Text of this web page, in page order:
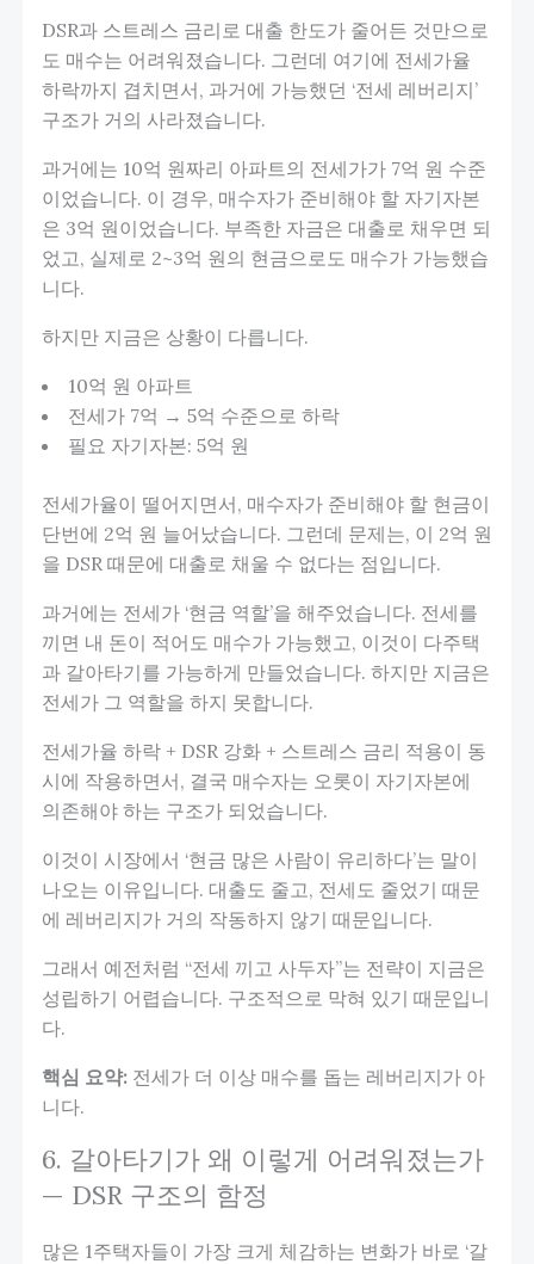
DSR과 스트레스 금리로 대출 한도가 줄어든 것만으로
도 매수는 어려워졌습니다. 그런데 여기에 전세가율
하락까지 겹치면서, 과거에 가능했던 ‘전세 레버리지’
구조가 거의 사라졌습니다.
과거에는 10억 원짜리 아파트의 전세가가 7억 원 수준
이었습니다. 이 경우, 매수자가 준비해야 할 자기자본
은 3억 원이었습니다. 부족한 자금은 대출로 채우면 되
었고, 실제로 2~3억 원의 현금으로도 매수가 가능했습
니다.
하지만 지금은 상황이 다릅니다.
10억 원 아파트
전세가 7억 → 5억 수준으로 하락
필요 자기자본: 5억 원
전세가율이 떨어지면서, 매수자가 준비해야 할 현금이
단번에 2억 원 늘어났습니다. 그런데 문제는, 이 2억 원
을 DSR 때문에 대출로 채울 수 없다는 점입니다.
과거에는 전세가 ‘현금 역할’을 해주었습니다. 전세를
끼면 내 돈이 적어도 매수가 가능했고, 이것이 다주택
과 갈아타기를 가능하게 만들었습니다. 하지만 지금은
전세가 그 역할을 하지 못합니다.
전세가율 하락 + DSR 강화 + 스트레스 금리 적용이 동
시에 작용하면서, 결국 매수자는 오롯이 자기자본에
의존해야 하는 구조가 되었습니다.
이것이 시장에서 ‘현금 많은 사람이 유리하다’는 말이
나오는 이유입니다. 대출도 줄고, 전세도 줄었기 때문
에 레버리지가 거의 작동하지 않기 때문입니다.
그래서 예전처럼 “전세 끼고 사두자”는 전략이 지금은
성립하기 어렵습니다. 구조적으로 막혀 있기 때문입니
다.
핵심 요약:전세가 더 이상 매수를 돕는 레버리지가 아
니다.
6. 갈아타기가 왜 이렇게 어려워졌는가
— DSR 구조의 함정
많은 1주택자들이 가장 크게 체감하는 변화가 바로 ‘갈